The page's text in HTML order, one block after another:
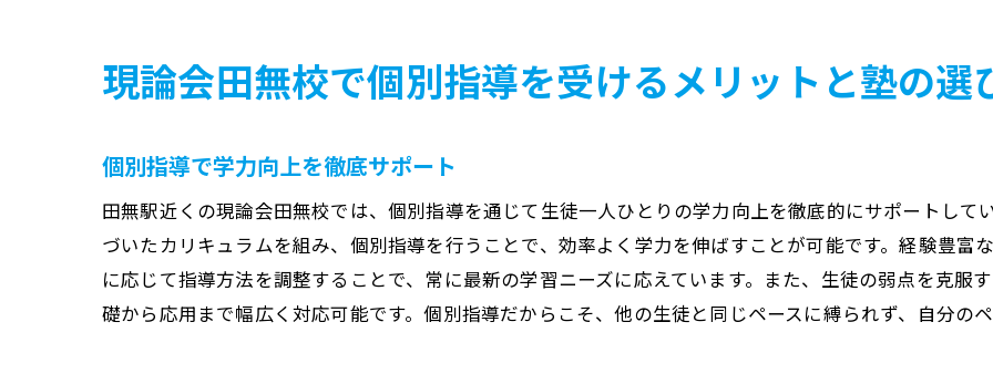
塾選びで成功するためのポイント
田無駅近くの塾で難関大学を目指す個別指導の魅力
塾での学びがもたらす未来の可能性
田無駅から通いやすい立地の利点
個別指導が提供する学習環境の特徴
現論会田無校で個別指導を受けるメリットと塾の選
個別指導で学力向上を徹底サポート
田無駅近くの現論会田無校では、個別指導を通じて生徒一人ひとりの学力向上を徹底的にサポートして
づいたカリキュラムを組み、個別指導を行うことで、効率よく学力を伸ばすことが可能です。経験豊富
に応じて指導方法を調整することで、常に最新の学習ニーズに応えています。また、生徒の弱点を克服
礎から応用まで幅広く対応可能です。個別指導だからこそ、他の生徒と同じペースに縛られず、自分の